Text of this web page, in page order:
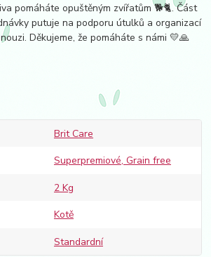
pomáháte opuštěným zvířatům 🐕🐈. Část
putuje na podporu útulků a organizací
Děkujeme, že pomáháte s námi 💛🙏
Brit Care
Superpremiové, Grain free
2 Kg
Kotě
Standardní